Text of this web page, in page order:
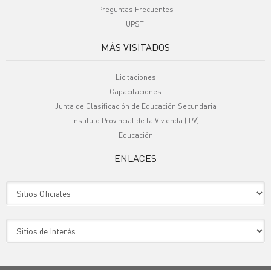
Preguntas Frecuentes
UPSTI
MÁS VISITADOS
Licitaciones
Capacitaciones
Junta de Clasificación de Educación Secundaria
Instituto Provincial de la Vivienda (IPV)
Educación
ENLACES